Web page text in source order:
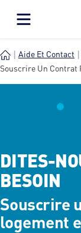
Aide Et Contact
Souscrire Un Contrat
DITES-
BESOIN
Souscrire
logement